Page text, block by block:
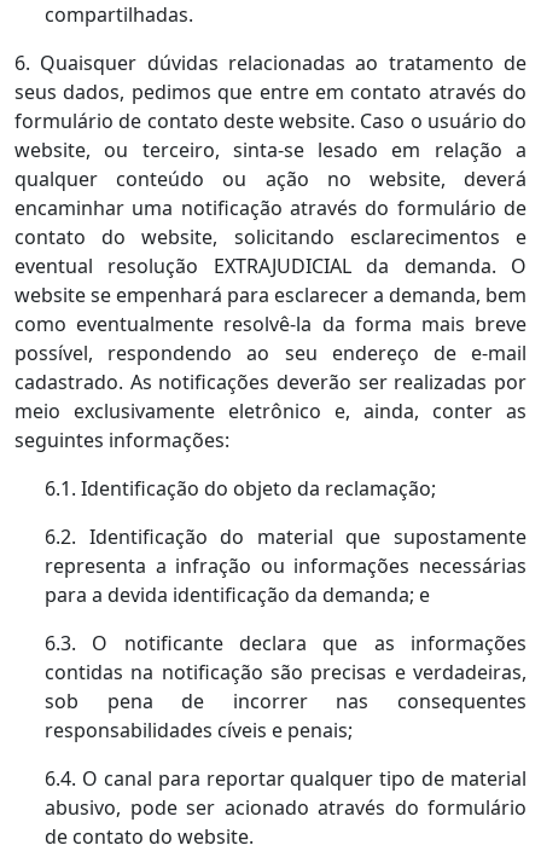
compartilhadas.
6. Quaisquer dúvidas relacionadas ao tratamento de
seus dados, pedimos que entre em contato através do
formulário de contato deste website. Caso o usuário do
website, ou terceiro, sinta-se lesado em relação a
qualquer conteúdo ou ação no website, deverá
encaminhar uma notificação através do formulário de
contato do website, solicitando esclarecimentos e
eventual resolução EXTRAJUDICIAL da demanda. O
website se empenhará para esclarecer a demanda, bem
como eventualmente resolvê-la da forma mais breve
possível, respondendo ao seu endereço de e-mail
cadastrado. As notificações deverão ser realizadas por
meio exclusivamente eletrônico e, ainda, conter as
seguintes informações:
6.1. Identificação do objeto da reclamação;
6.2. Identificação do material que supostamente
representa a infração ou informações necessárias
para a devida identificação da demanda; e
6.3. O notificante declara que as informações
contidas na notificação são precisas e verdadeiras,
sob pena de incorrer nas consequentes
responsabilidades cíveis e penais;
6.4. O canal para reportar qualquer tipo de material
abusivo, pode ser acionado através do formulário
de contato do website.